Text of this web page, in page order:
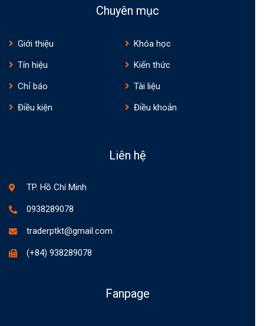
Chuyên mục
Giới thiệu
Khóa học
Tín hiệu
Kiến thức
Chỉ báo
Tài liệu
Điều kiện
Điều khoản
Liên hệ
TP. Hồ Chí Minh
0938289078
traderptkt@gmail.com
(+84) 938289078
Fanpage